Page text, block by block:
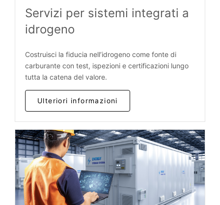
Servizi per sistemi integrati a
idrogeno
Costruisci la fiducia nell’idrogeno come fonte di
carburante con test, ispezioni e certificazioni lungo
tutta la catena del valore.
Ulteriori informazioni